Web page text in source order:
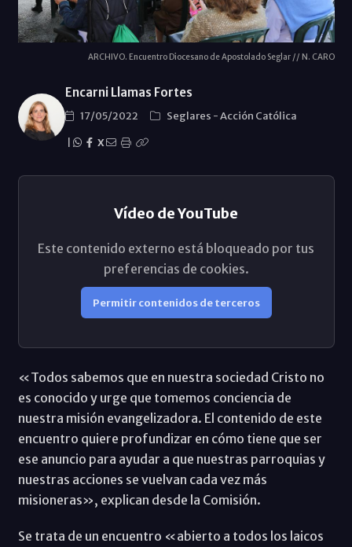
ARCHIVO. Encuentro Diocesano de Apostolado Seglar // N. CARO
Encarni Llamas Fortes
17/05/2022 Seglares -Acción Católica
X
Vídeo de YouTube
Este contenido externo está bloqueado por tus
preferencias de cookies.
Permitir contenidos de terceros
«Todos sabemos que en nuestra sociedad Cristo no
es conocido y urge que tomemos conciencia de
nuestra misión evangelizadora. El contenido de este
encuentro quiere profundizar en cómo tiene que ser
ese anuncio para ayudar a que nuestras parroquias y
nuestras acciones se vuelvan cada vez más
misioneras», explican desde la Comisión.
Se trata de un encuentro «abierto a todos los laicos